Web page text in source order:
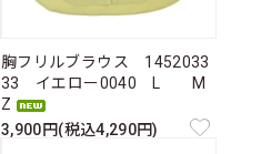
胸フリルブラウス 1452033
33 イエロー0040 L M
Z
3,900円(税込4,290円)